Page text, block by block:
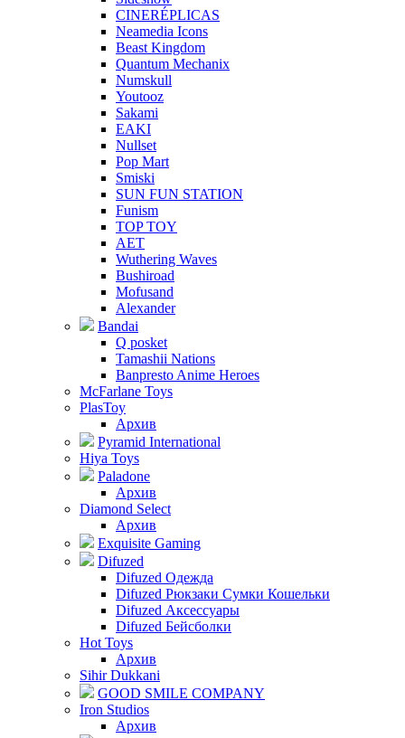
CINERÉPLICAS
Neamedia Icons
Beast Kingdom
Quantum Mechanix
Numskull
Youtooz
Sakami
EAKI
Nullset
Pop Mart
Smiski
SUN FUN STATION
Funism
TOP TOY
AET
Wuthering Waves
Bushiroad
Mofusand
Alexander
Bandai
Q posket
Tamashii Nations
Banpresto Anime Heroes
McFarlane Toys
PlasToy
Архив
Pyramid International
Hiya Toys
Paladone
Архив
Diamond Select
Архив
Exquisite Gaming
Difuzed
Difuzed Одежда
Difuzed Рюкзаки Сумки Кошельки
Difuzed Аксессуары
Difuzed Бейсболки
Hot Toys
Архив
Sihir Dukkani
GOOD SMILE COMPANY
Iron Studios
Архив